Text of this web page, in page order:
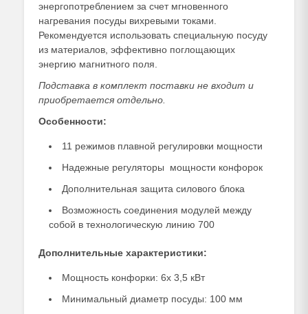
энергопотреблением за счет мгновенного
нагревания посуды вихревыми токами.
Рекомендуется использовать специальную посуду
из материалов, эффективно поглощающих
энергию магнитного поля.
Подставка в комплект поставки не входит и
приобретается отдельно.
Особенности:
11 режимов ​плавной регулировки мощности
Надежные регуляторы мощности конфорок
Дополнительная защита силового блока
Возможность соединения модулей между
собой в технологическую линию 700
Дополнительные характеристики:
Мощность конфорки: 6х 3,5 кВт
Минимальный диаметр посуды: 100 мм